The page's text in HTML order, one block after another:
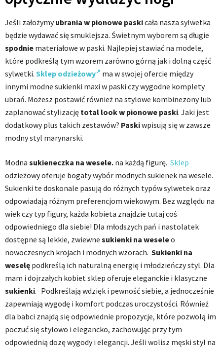
Jeśli założymyubrania w pionowe paskicała nasza sylwetka
będzie wydawać się smuklejsza. Świetnym wyborem są długie
spodnie materiałowe w paski. Najlepiej stawiać na modele,
które podkreślą tym wzorem zarówno górną jak i dolną część
sylwetki. Sklep odzieżowy
ma w swojej ofercie między
innymi modne sukienki maxi w paski czy wygodne komplety
ubrań. Możesz postawić również na stylowe kombinezony lub
zaplanować stylizację total look w pionowe paski. Jaki jest
dodatkowy plus takich zestawów? Paskiwpisują się w zawsze
modny styl marynarski.
Modna sukieneczka na wesele. na każdą figurę. Sklep
odzieżowy oferuje bogaty wybór modnych sukienek na wesele.
Sukienki te doskonale pasują do różnych typów sylwetek oraz
odpowiadają różnym preferencjom wiekowym. Bez względu na
wiek czy typ figury, każda kobieta znajdzie tutaj coś
odpowiedniego dla siebie! Dla młodszych pań i nastolatek
dostępne są lekkie, zwiewne sukienki na weseleo
nowoczesnych krojach i modnych wzorach. Sukienki na
weselę podkreślą ich naturalną energię i młodzieńczy styl. Dla
mam i dojrzałych kobiet sklep oferuje eleganckie i klasyczne
sukienki. Podkreślają wdzięk i pewność siebie, a jednocześnie
zapewniają wygodę i komfort podczas uroczystości. Również
dla babci znajdą się odpowiednie propozycje, które pozwolą im
poczuć się stylowo i elegancko, zachowując przy tym
odpowiednią dozę wygody i elegancji. Jeśli wolisz męski styl na